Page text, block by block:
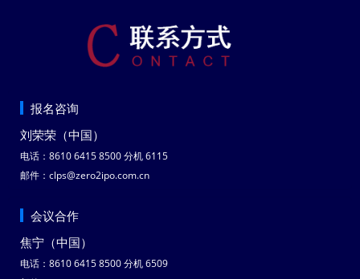
报名咨询
刘荣荣（中国）
电话：8610 6415 8500 分机 6115
邮件：clps@zero2ipo.com.cn
会议合作
焦宁（中国）
电话：8610 6415 8500 分机 6509